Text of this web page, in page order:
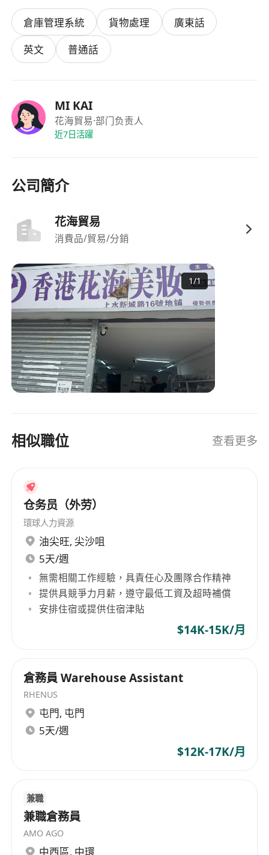
服從工作安排，配合團隊協同作業，具備良好溝
通意識與基本抗壓能力
具備1年以上倉儲理貨、分揀或盤點實際經驗者
優先；熟悉WMS系統或有電子標籤揀選經驗者
慮；無經驗者需願意接受崗前帶教與安全操作考
核
場競爭力之待遇
工作穩定，長期用工導向，表現優異者具備內部
倉庫管理系統 貨物處理
廣東話
英文
普通話
MI KAI
花海貿易·部门负责人
近7日活躍
公司簡介
花海貿易
消費品/貿易/分銷
1/1
相似職位 查看更多
仓务员（外劳）
環球人力資源
油尖旺, 尖沙咀
5天/週
無需相關工作經驗，具責任心及團隊合作精神
提供具競爭力月薪，遵守最低工資及超時補償
安排住宿或提供住宿津貼
$14K-15K/月
倉務員 Warehouse Assistant
RHENUS
屯門, 屯門
5天/週
$12K-17K/月
兼職
兼職倉務員
AMO AGO
中西區, 中環